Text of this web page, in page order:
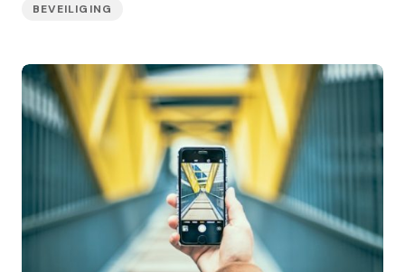
BEVEILIGING